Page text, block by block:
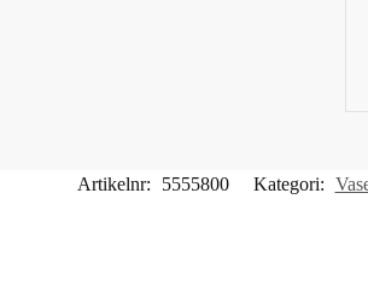
Artikelnr: 5555800 Kategori: